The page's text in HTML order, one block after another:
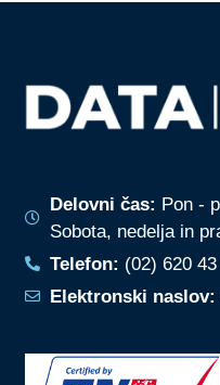
Delovni čas: Pon -
Sobota, nedelja in
Telefon: (02) 620
Elektronski naslov: